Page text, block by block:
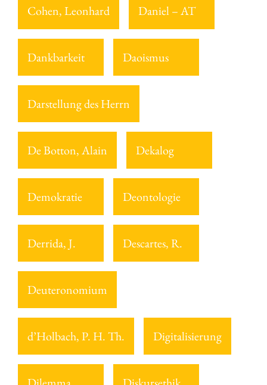
Cohen, Leonhard Daniel – AT
Dankbarkeit Daoismus
Darstellung des Herrn
De Botton, Alain Dekalog
Demokratie Deontologie
Derrida, J. Descartes, R.
Deuteronomium
d’Holbach, P. H. Th. Digitalisierung